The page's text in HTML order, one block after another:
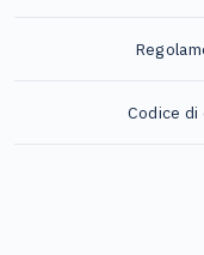
Codice di